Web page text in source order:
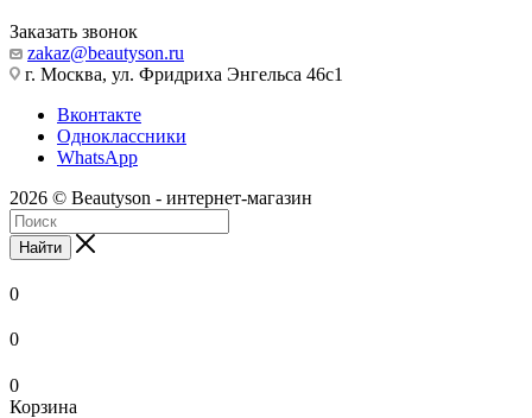
Заказать звонок
zakaz@beautyson.ru
г. Москва, ул. Фридриха Энгельса 46с1
Вконтакте
Одноклассники
WhatsApp
2026 © Beautyson - интернет-магазин
Найти
0
0
0
Корзина